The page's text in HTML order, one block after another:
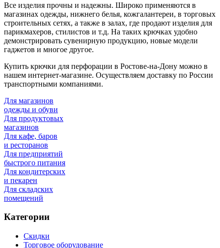
Все изделия прочны и надежны. Широко применяются в
магазинах одежды, нижнего белья, кожгалантереи, в торговых
строительных сетях, а также в залах, где продают изделия для
парикмахеров, стилистов и т.д. На таких крючках удобно
демонстрировать сувенирную продукцию, новые модели
гаджетов и многое другое.
Купить крючки для перфорации в Ростове-на-Дону можно в
нашем интернет-магазине. Осуществляем доставку по России
транспортными компаниями.
Для магазинов
одежды и обуви
Для продуктовых
магазинов
Для кафе, баров
и ресторанов
Для предприятий
быстрого питания
Для кондитерских
и пекарен
Для складских
помещений
Категории
Скидки
Торговое оборудование